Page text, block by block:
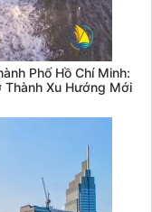
Phố Hồ Chí Minh:
Thành Xu Hướng Mới